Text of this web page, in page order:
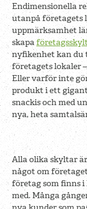
Endimensionella
utanpå företagets
uppmärksamhet
skapa
nyfikenhet kan du
företagets lokaler
Eller varför inte
produkt i ett
snackis och med
nya, heta
Alla olika skyltar
något om
företag som finns i
med. Många